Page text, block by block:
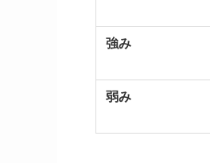
強み
弱み